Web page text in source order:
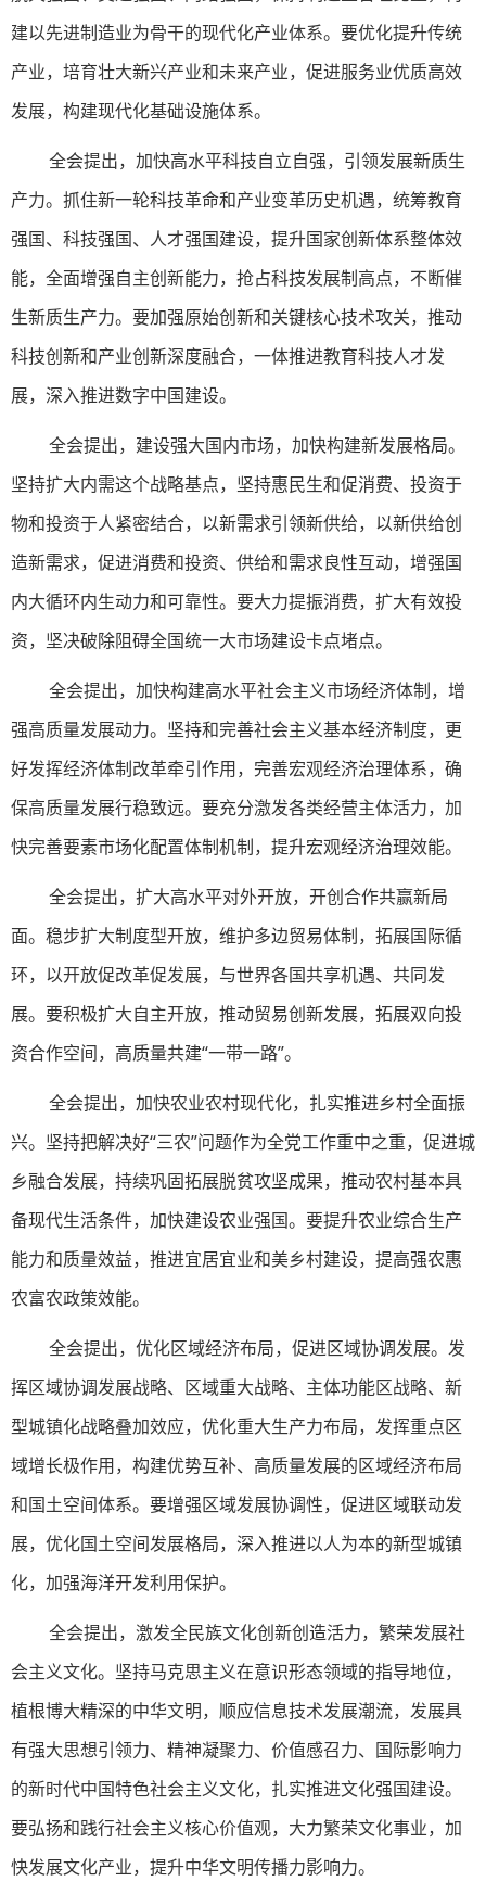
建以先进制造业为骨干的现代化产业体系。要优化提升传统
产业，培育壮大新兴产业和未来产业，促进服务业优质高效
发展，构建现代化基础设施体系。
全会提出，加快高水平科技自立自强，引领发展新质生
产力。抓住新一轮科技革命和产业变革历史机遇，统筹教育
强国、科技强国、人才强国建设，提升国家创新体系整体效
能，全面增强自主创新能力，抢占科技发展制高点，不断催
生新质生产力。要加强原始创新和关键核心技术攻关，推动
科技创新和产业创新深度融合，一体推进教育科技人才发
展，深入推进数字中国建设。
全会提出，建设强大国内市场，加快构建新发展格局。
坚持扩大内需这个战略基点，坚持惠民生和促消费、投资于
物和投资于人紧密结合，以新需求引领新供给，以新供给创
造新需求，促进消费和投资、供给和需求良性互动，增强国
内大循环内生动力和可靠性。要大力提振消费，扩大有效投
资，坚决破除阻碍全国统一大市场建设卡点堵点。
全会提出，加快构建高水平社会主义市场经济体制，增
强高质量发展动力。坚持和完善社会主义基本经济制度，更
好发挥经济体制改革牵引作用，完善宏观经济治理体系，确
保高质量发展行稳致远。要充分激发各类经营主体活力，加
快完善要素市场化配置体制机制，提升宏观经济治理效能。
全会提出，扩大高水平对外开放，开创合作共赢新局
面。稳步扩大制度型开放，维护多边贸易体制，拓展国际循
环，以开放促改革促发展，与世界各国共享机遇、共同发
展。要积极扩大自主开放，推动贸易创新发展，拓展双向投
资合作空间，高质量共建“一带一路”。
全会提出，加快农业农村现代化，扎实推进乡村全面振
兴。坚持把解决好“三农”问题作为全党工作重中之重，促进城
乡融合发展，持续巩固拓展脱贫攻坚成果，推动农村基本具
备现代生活条件，加快建设农业强国。要提升农业综合生产
能力和质量效益，推进宜居宜业和美乡村建设，提高强农惠
农富农政策效能。
全会提出，优化区域经济布局，促进区域协调发展。发
挥区域协调发展战略、区域重大战略、主体功能区战略、新
型城镇化战略叠加效应，优化重大生产力布局，发挥重点区
域增长极作用，构建优势互补、高质量发展的区域经济布局
和国土空间体系。要增强区域发展协调性，促进区域联动发
展，优化国土空间发展格局，深入推进以人为本的新型城镇
化，加强海洋开发利用保护。
全会提出，激发全民族文化创新创造活力，繁荣发展社
会主义文化。坚持马克思主义在意识形态领域的指导地位，
植根博大精深的中华文明，顺应信息技术发展潮流，发展具
有强大思想引领力、精神凝聚力、价值感召力、国际影响力
的新时代中国特色社会主义文化，扎实推进文化强国建设。
要弘扬和践行社会主义核心价值观，大力繁荣文化事业，加
快发展文化产业，提升中华文明传播力影响力。